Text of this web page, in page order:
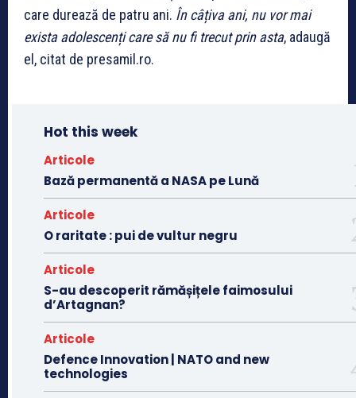
care durează de patru ani. În câțiva ani, nu vor mai
exista adolescenți care să nu fi trecut prin asta, adaugă
el, citat de presamil.ro.
Hot this week
Articole
Bază permanentă a NASA pe Lună
Articole
O raritate : pui de vultur negru
Articole
S-au descoperit rămășițele faimosului
d’Artagnan?
Articole
Defence Innovation | NATO and new
technologies